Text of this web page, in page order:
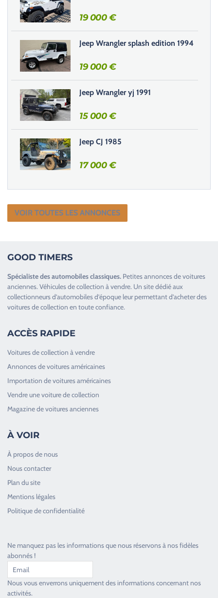
h
a
m
v
d
e
.
19 000€
Jeep Wrangler splash edition 1994
19 000€
Jeep Wrangler yj 1991
15 000€
Jeep CJ 1985
17 000€
VOIR TOUTES LES ANNONCES
GOOD TIMERS
Spécialiste desautomobiles classiques. Petites annonces devoitures
anciennes.Véhicules de collection à vendre. Un site dédié aux
collectionneurs d’automobiles d’époque leur permettant d’acheter des
voitures de collection en toute confiance.
ACCÈS RAPIDE
Voitures de collection à vendre
Annonces de voitures américaines
Importation de voitures américaines
Vendre une voiture de collection
Magazine de voitures anciennes
À VOIR
À propos de nous
Nous contacter
Plan du site
Mentions légales
Politique de confidentialité
Ne manquez pas les informations que nous réservons à nos fidèles
abonnés !
Nous vous enverrons uniquement des informations concernant nos
activités.
Toujours heureux d'aider les passionnés